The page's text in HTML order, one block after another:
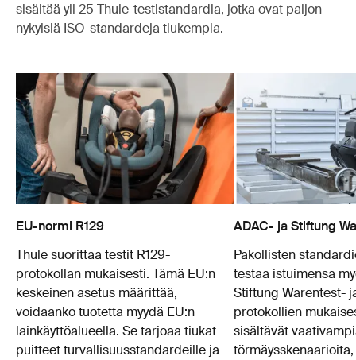
sisältää yli 25 Thule-testistandardia, jotka ovat paljon
nykyisiä ISO-standardeja tiukempia.
EU-normi R129
Thule suorittaa testit R129-
protokollan mukaisesti. Tämä EU:n
keskeinen asetus määrittää,
voidaanko tuotetta myydä EU:n
lainkäyttöalueella. Se tarjoaa tiukat
puitteet turvallisuusstandardeille ja
ADAC- ja Stiftung
Pakollisten
testaa istuimensa
Stiftung Warentest-
protokollien
sisältävät